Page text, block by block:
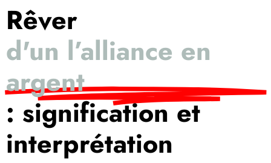
Rêver
d'un l’alliance en
argent
: signification et
interprétation